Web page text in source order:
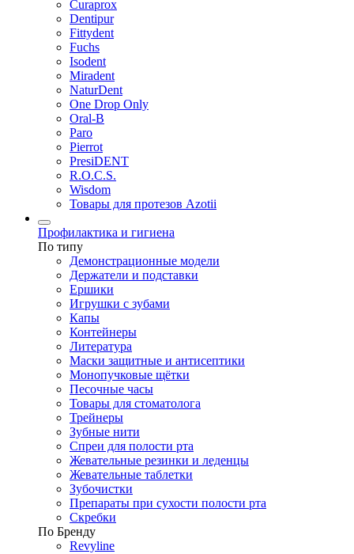
Curaprox
Dentipur
Fittydent
Fuchs
Isodent
Miradent
NaturDent
One Drop Only
Oral-B
Paro
Pierrot
PresiDENT
R.O.C.S.
Wisdom
Товары для протезов Azotii
Профилактика и гигиена
По типу
Демонстрационные модели
Держатели и подставки
Ершики
Игрушки с зубами
Капы
Контейнеры
Литература
Маски защитные и антисептики
Монопучковые щётки
Песочные часы
Товары для стоматолога
Трейнеры
Зубные нити
Спреи для полости рта
Жевательные резинки и леденцы
Жевательные таблетки
Зубочистки
Препараты при сухости полости рта
Скребки
По Бренду
Revyline